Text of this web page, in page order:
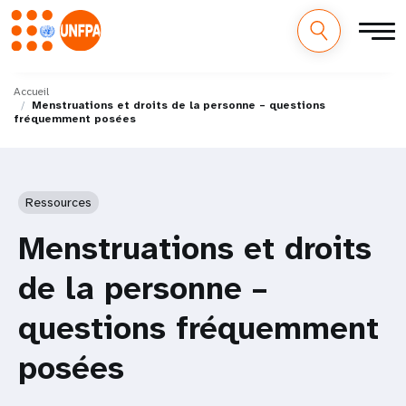
au
contenu
principal
M
a
Accueil
Menstruations et droits de la personne – questions
fréquemment posées
Ressources
Menstruations et droits
de la personne –
questions fréquemment
posées